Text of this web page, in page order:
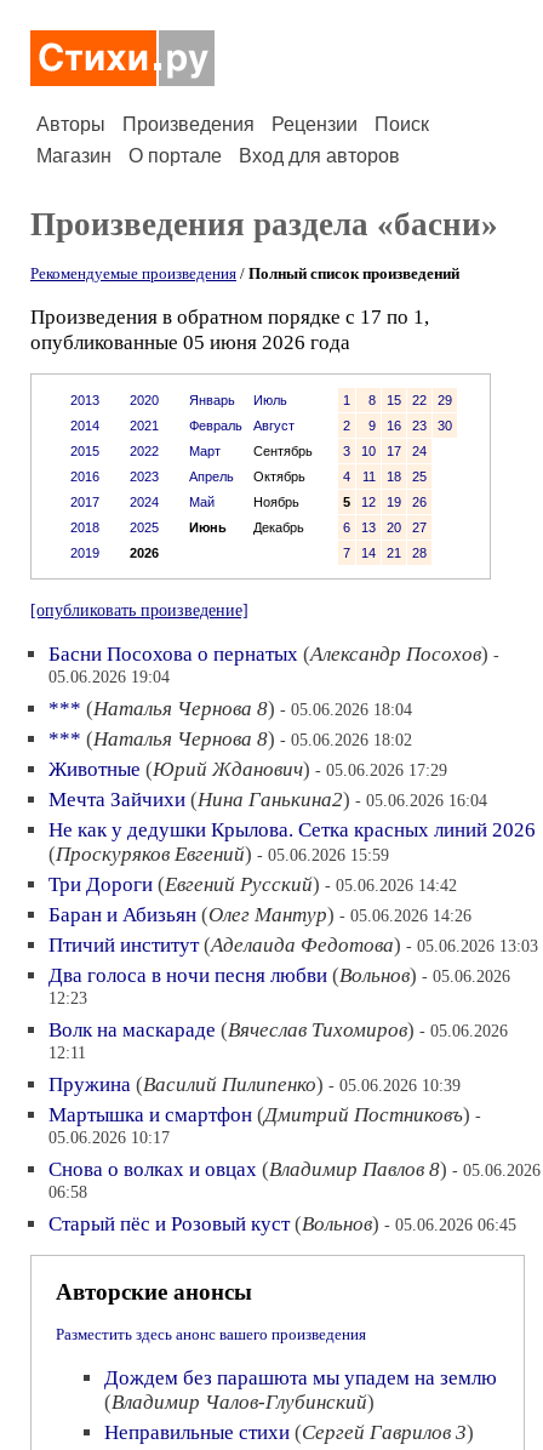
Авторы Произведения Рецензии
Поиск
Магазин
О портале Вход для авторов
Произведения раздела «басни»
Рекомендуемые произведения / Полный список произведений
Произведения в обратном порядке с 17 по 1,
опубликованные 05 июня 2026 года
2013
2014
2015
2016
2017
2018
2019
2020
2021
2022
2023
2024
2025
2026
Январь
Июль
Февраль
Август
Март
Сентябрь
Апрель
Октябрь
Май
Ноябрь
Июнь
Декабрь
1 8 15 22
29
2
9 16 23
30
3
10 17
24
4
11 18
25
5
12 19
26
6
13 20
27
7
14 21 28
[опубликовать произведение]
Басни Посохова о пернатых (Александр Посохов) -
05.06.2026 19:04
*** (Наталья Чернова 8) - 05.06.2026 18:04
*** (Наталья Чернова 8) - 05.06.2026 18:02
Животные (Юрий Жданович) - 05.06.2026 17:29
Мечта Зайчихи (Нина Ганькина2) - 05.06.2026 16:04
Не как у дедушки Крылова. Сетка красных линий 2026
(Проскуряков Евгений) - 05.06.2026 15:59
Три Дороги (Евгений Русский) - 05.06.2026 14:42
Баран и Абизьян (Олег Мантур) - 05.06.2026 14:26
Птичий институт(Аделаида Федотова) - 05.06.2026 13:03
Два голоса в ночи песня любви (Вольнов) - 05.06.2026
12:23
Волк на маскараде (Вячеслав Тихомиров) - 05.06.2026
12:11
Пружина (Василий Пилипенко) - 05.06.2026 10:39
Мартышка и смартфон (Дмитрий Постниковъ) -
05.06.2026 10:17
Снова о волках и овцах (Владимир Павлов 8) - 05.06.2026
06:58
Старый пёс и Розовый куст(Вольнов) - 05.06.2026 06:45
Авторские анонсы
Разместить здесь анонс вашего произведения
Дождем без парашюта мы упадем на землю
(Владимир Чалов-Глубинский)
Неправильные стихи (Сергей Гаврилов 3)